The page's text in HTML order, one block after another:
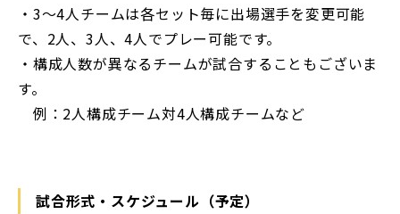
・3〜4人チームは各セット毎に出場選手を変更可能
で、2人、3人、4人でプレー可能です。
・構成人数が異なるチームが試合することもございま
す。
例：2人構成チーム対4人構成チームなど
試合形式・スケジュール（予定）